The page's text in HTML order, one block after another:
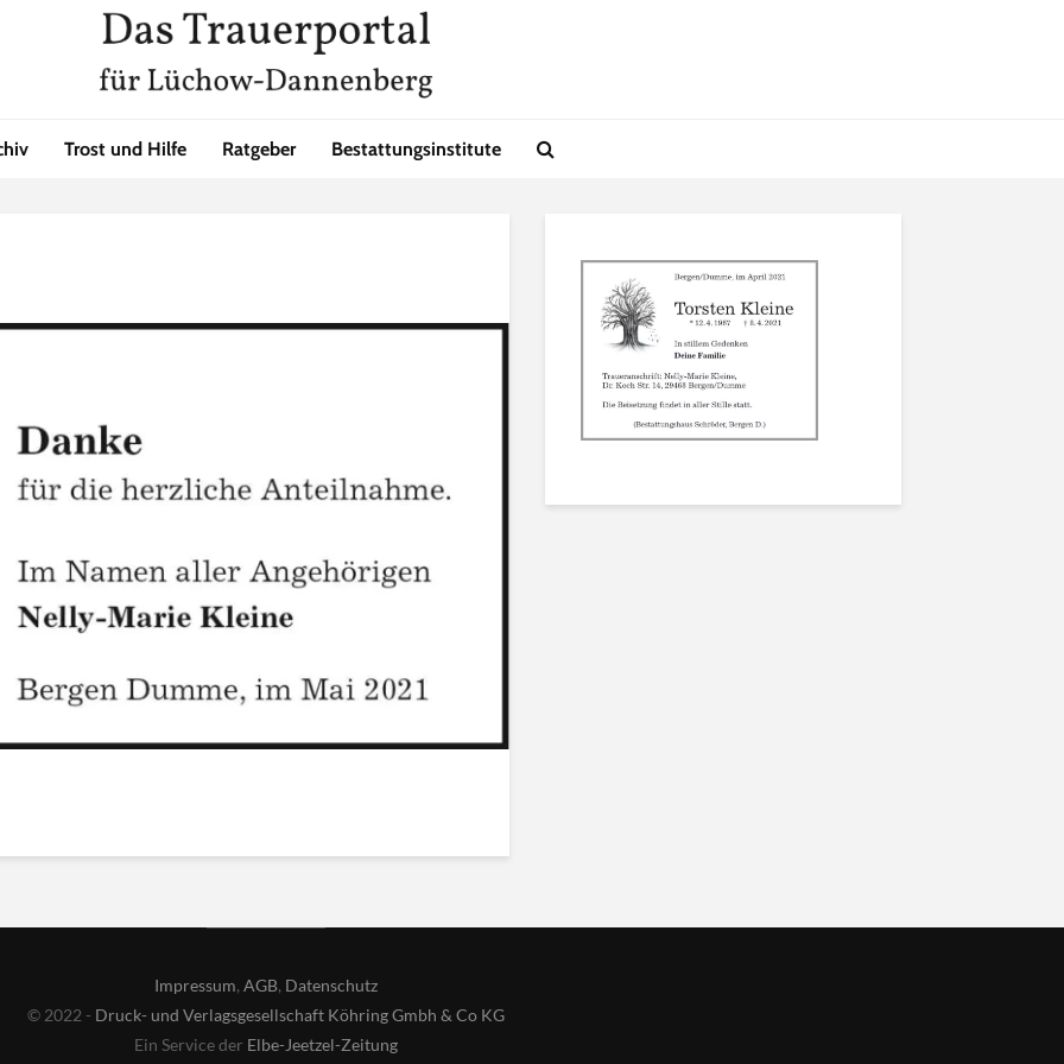
Trost und Hilfe Ratgeber Bestattungsinstitute
Impressum, AGB, Datenschutz
© 2022 - Druck- und Verlagsgesellschaft Köhring Gmbh & Co KG
Ein Service der Elbe-Jeetzel-Zeitung